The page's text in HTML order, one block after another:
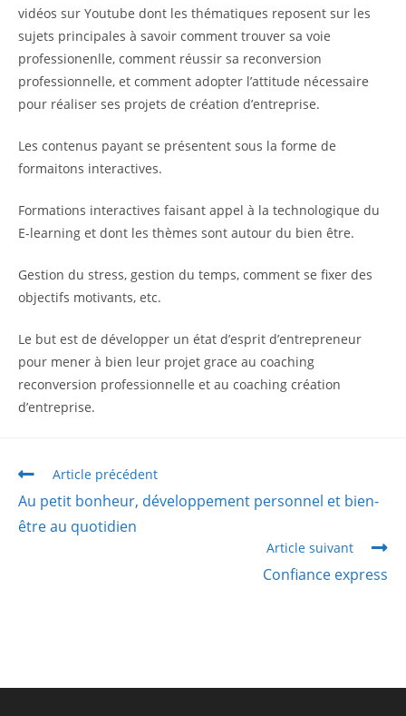
vidéos sur Youtube dont les thématiques reposent sur les
sujets principales à savoir comment trouver sa voie
professionenlle, comment réussir sa reconversion
professionnelle, et comment adopter l’attitude nécessaire
pour réaliser ses projets de création d’entreprise.
Les contenus payant se présentent sous la forme de
formaitons interactives.
Formations interactives faisant appel à la technologique du
E-learning et dont les thèmes sont autour du bien être.
Gestion du stress, gestion du temps, comment se fixer des
objectifs motivants, etc.
Le but est de développer un état d’esprit d’entrepreneur
pour mener à bien leur projet grace au coaching
reconversion professionnelle et au coaching création
d’entreprise.
Article précédent
Au petit bonheur, développement personnel et bien-
être au quotidien
Article suivant
Confiance express